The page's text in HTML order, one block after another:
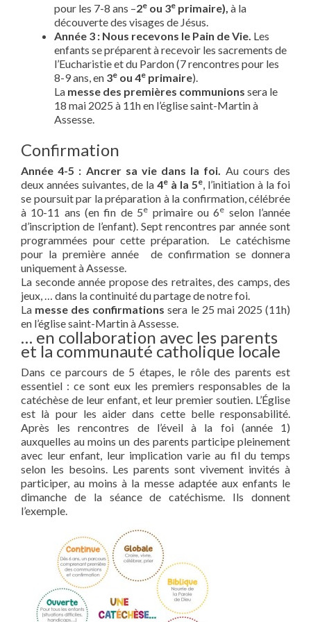
pour les 7-8 ans –2e ou 3e primaire), à la
découverte des visages de Jésus.
Année 3 : Nous recevons le Pain de Vie. Les
enfants se préparent à recevoir les sacrements de
l’Eucharistie et du Pardon (7 rencontres pour les
8-9 ans, en 3e ou 4e primaire).
La messe des premières communions sera le
18 mai 2025 à 11h en l’église saint-Martin à
Assesse.
Confirmation
Année 4-5 : Ancrer sa vie dans la foi. Au cours des
deux années suivantes, de la 4e à la 5e, l’initiation à la foi
se poursuit par la préparation à la confirmation, célébrée
à 10-11 ans (en fin de 5e primaire ou 6e selon l’année
d’inscription de l’enfant). Sept rencontres par année sont
programmées pour cette préparation. Le catéchisme
pour la première année de confirmation se donnera
uniquement à Assesse.
La seconde année propose des retraites, des camps, des
jeux, … dans la continuité du partage de notre foi.
La messe des confirmations sera le 25 mai 2025 (11h)
en l’église saint-Martin à Assesse.
… en collaboration avec les parents
et la communauté catholique locale
Dans ce parcours de 5 étapes, le rôle des parents est
essentiel : ce sont eux les premiers responsables de la
catéchèse de leur enfant, et leur premier soutien. L’Église
est là pour les aider dans cette belle responsabilité.
Après les rencontres de l’éveil à la foi (année 1)
auxquelles au moins un des parents participe pleinement
avec leur enfant, leur implication varie au fil du temps
selon les besoins. Les parents sont vivement invités à
participer, au moins à la messe adaptée aux enfants le
dimanche de la séance de catéchisme. Ils donnent
l’exemple.